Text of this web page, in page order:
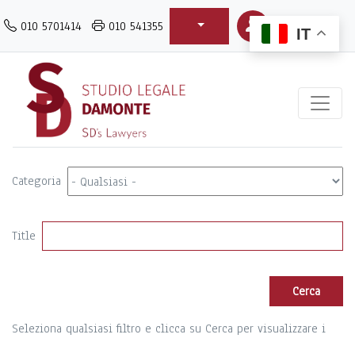
al
contenuto
principale
010 5701414 010 541355 IT
Categoria
Title
Seleziona qualsiasi filtro e clicca su Cerca per visualizzare i